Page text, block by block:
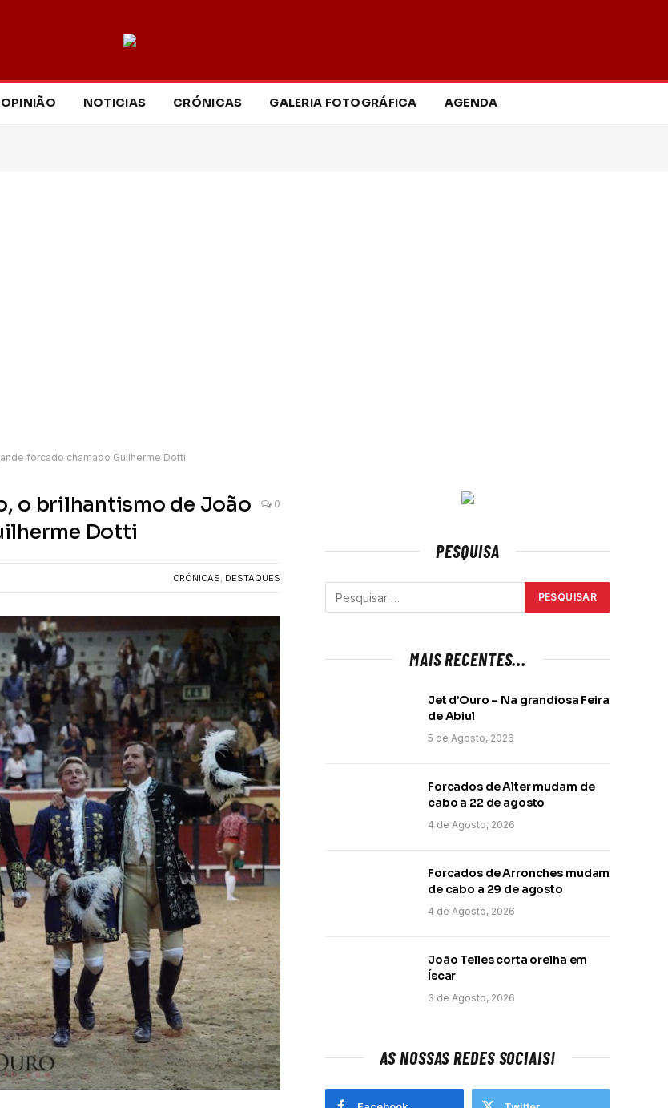
NOTICIAS CRÓNICAS GALERIA FOTOGRÁFICA AGENDA
forcado chamado Guilherme Dotti
o brilhantismo de João
Dotti
0
CRÓNICAS, DESTAQUES
PESQUISA
MAIS RECENTES...
Jet d’Ouro – Na grandiosa Feira
de Abiul
5 de Agosto, 2026
Forcados de Alter mudam de
cabo a 22 de agosto
4 de Agosto, 2026
Forcados de Arronches mudam
de cabo a 29 de agosto
4 de Agosto, 2026
João Telles corta orelha em
Íscar
3 de Agosto, 2026
AS NOSSAS REDES SOCIAIS!